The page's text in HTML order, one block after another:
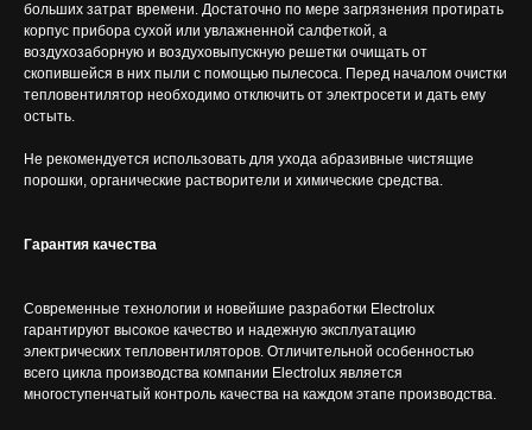
больших затрат времени. Достаточно по мере загрязнения протирать
корпус прибора сухой или увлажненной салфеткой, а
воздухозаборную и воздуховыпускную решетки очищать от
скопившейся в них пыли с помощью пылесоса. Перед началом очистки
тепловентилятор необходимо отключить от электросети и дать ему
остыть.
Не рекомендуется использовать для ухода абразивные чистящие
порошки, органические растворители и химические средства.
Гарантия качества
Современные технологии и новейшие разработки Electrolux
гарантируют высокое качество и надежную эксплуатацию
электрических тепловентиляторов. Отличительной особенностью
всего цикла производства компании Electrolux является
многоступенчатый контроль качества на каждом этапе производства.